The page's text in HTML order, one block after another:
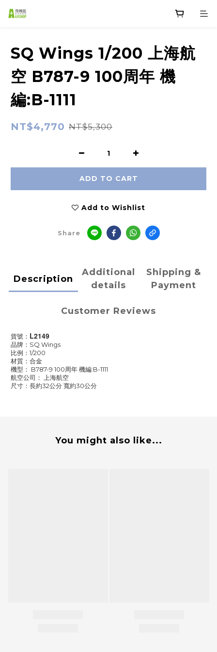
SQ Wings 1/200 上海航
空 B787-9 100周年 機
編:B-1111
NT$4,770 NT$5,300
ADD TO CART
Add to Wishlist
Share
Description
Additional
details
Shipping &
Payment
Customer Reviews
貨號： L2149
品牌：SQ Wings
比例：1/200
材質：合金
機型： B787-9 100周年 機編:B-1111
航空公司： 上海航空
尺寸：長約32公分 寬約30公分
You might also like...